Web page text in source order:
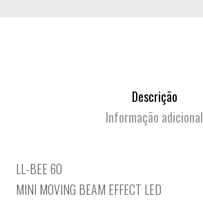
Descrição
Informação adicional
LL-BEE 60
MINI MOVING BEAM EFFECT LED